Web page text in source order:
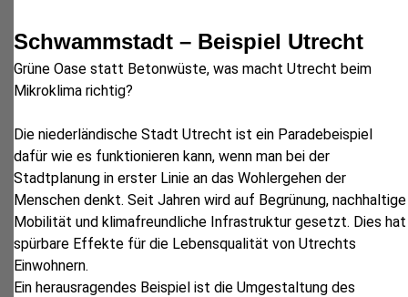
Schwammstadt – Beispiel Utrecht
Grüne Oase statt Betonwüste, was macht Utrecht beim
Mikroklima richtig?
Die niederländische Stadt Utrecht ist ein Paradebeispiel
dafür wie es funktionieren kann, wenn man bei der
Stadtplanung in erster Linie an das Wohlergehen der
Menschen denkt. Seit Jahren wird auf Begrünung, nachhaltige
Mobilität und klimafreundliche Infrastruktur gesetzt. Dies hat
spürbare Effekte für die Lebensqualität von Utrechts
Einwohnern.
Ein herausragendes Beispiel ist die Umgestaltung des